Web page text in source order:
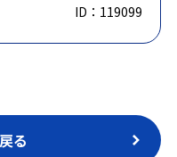
ID：119099
る